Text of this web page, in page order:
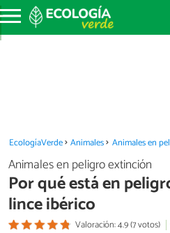
EcologíaVerde Animales Animales en
Animales en peligro extinción
Por qué está en
lince ibérico
Valoración: 4.9 (7 votos)